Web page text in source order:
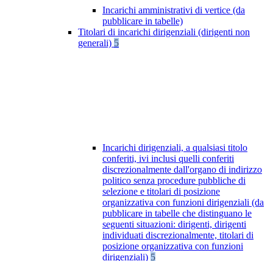
Incarichi amministrativi di vertice (da
pubblicare in tabelle)
Titolari di incarichi dirigenziali (dirigenti non
generali) 5
Incarichi dirigenziali, a qualsiasi titolo
conferiti, ivi inclusi quelli conferiti
discrezionalmente dall'organo di indirizzo
politico senza procedure pubbliche di
selezione e titolari di posizione
organizzativa con funzioni dirigenziali (da
pubblicare in tabelle che distinguano le
seguenti situazioni: dirigenti, dirigenti
individuati discrezionalmente, titolari di
posizione organizzativa con funzioni
dirigenziali) 5